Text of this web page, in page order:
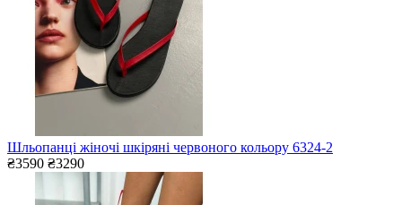
Шльопанці жіночі шкіряні червоного кольору 6324-2
₴3590 ₴3290